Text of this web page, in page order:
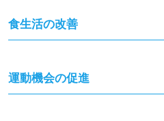
食生活の改善
運動機会の促進